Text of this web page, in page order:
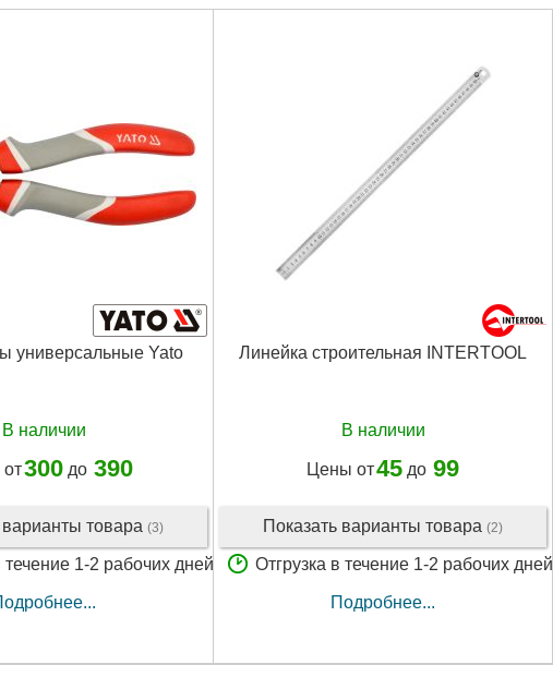
универсальные Yato
В наличии
300 до 390
варианты товара (3)
течение 1-2 рабочих дней
Линейка строительная INTERTOOL
В наличии
Цены от45 до 99
Показать варианты товара (2)
Отгрузка в течение 1-2 рабочих дней
Подробнее...